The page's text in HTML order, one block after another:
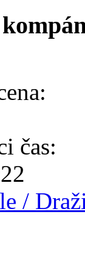
čas:
/